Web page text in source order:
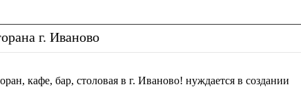
г. Иваново
кафе, бар, столовая в г. Иваново! нуждается в создании